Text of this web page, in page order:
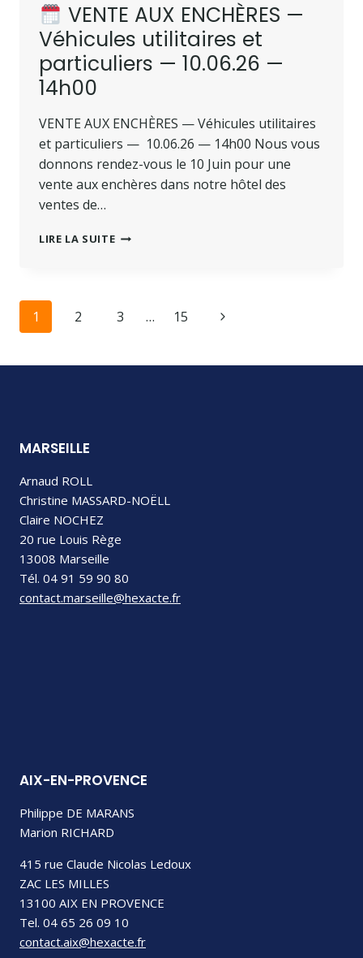
VENTE AUX ENCHÈRES —
Véhicules utilitaires et
particuliers — 10.06.26 —
14h00
VENTE AUX ENCHÈRES — Véhicules utilitaires
et particuliers — 10.06.26 — 14h00 Nous vous
donnons rendez-vous le 10 Juin pour une
vente aux enchères dans notre hôtel des
ventes de…
LIRE LA SUITE
1 2 3 … 15
MARSEILLE
Arnaud ROLL
Christine MASSARD-NOËLL
Claire NOCHEZ
20 rue Louis Rège
13008 Marseille
Tél. 04 91 59 90 80
contact.marseille@hexacte.fr
AIX-EN-PROVENCE
Philippe DE MARANS
Marion RICHARD
415 rue Claude Nicolas Ledoux
ZAC LES MILLES
13100 AIX EN PROVENCE
Tel. 04 65 26 09 10
contact.aix@hexacte.fr